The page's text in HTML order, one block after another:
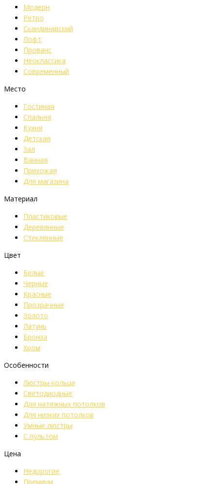
Модерн
Ретро
Скандинавский
Лофт
Прованс
Неоклассика
Современный
Место
Гостиная
Спальня
Кухня
Детская
Зал
Ванная
Прихожая
Для магазина
Материал
Пластиковые
Деревянные
Стеклянные
Цвет
Белые
Черные
Красные
Прозрачные
Золото
Латунь
Бронза
Хром
Особенности
Люстры-кольца
Светодиодные
Для натяжных потолков
Для низких потолков
Умные люстры
С пультом
Цена
Недорогие
Премиум